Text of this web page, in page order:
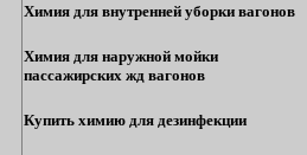
Химия для внутренней уборки вагонов
Химия для наружной мойки
пассажирских жд вагонов
Купить химию для дезинфекции